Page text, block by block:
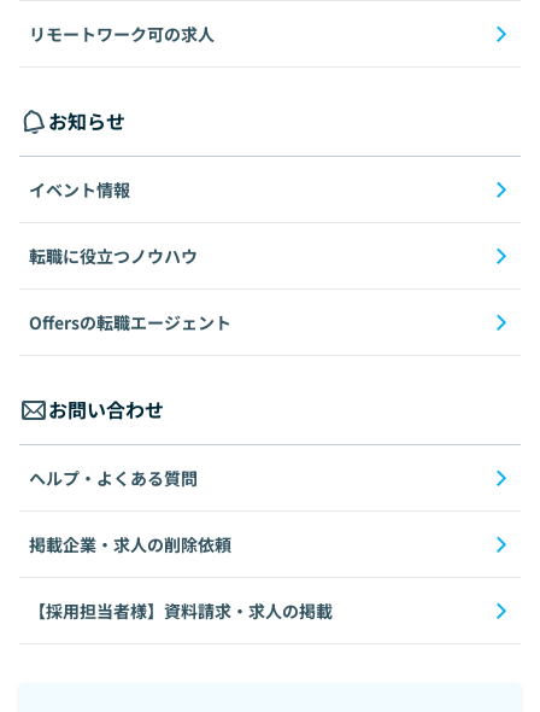
リモートワーク可の求人
お知らせ
イベント情報
転職に役立つノウハウ
Offersの転職エージェント
お問い合わせ
ヘルプ・よくある質問
掲載企業・求人の削除依頼
【採用担当者様】資料請求・求人の掲載